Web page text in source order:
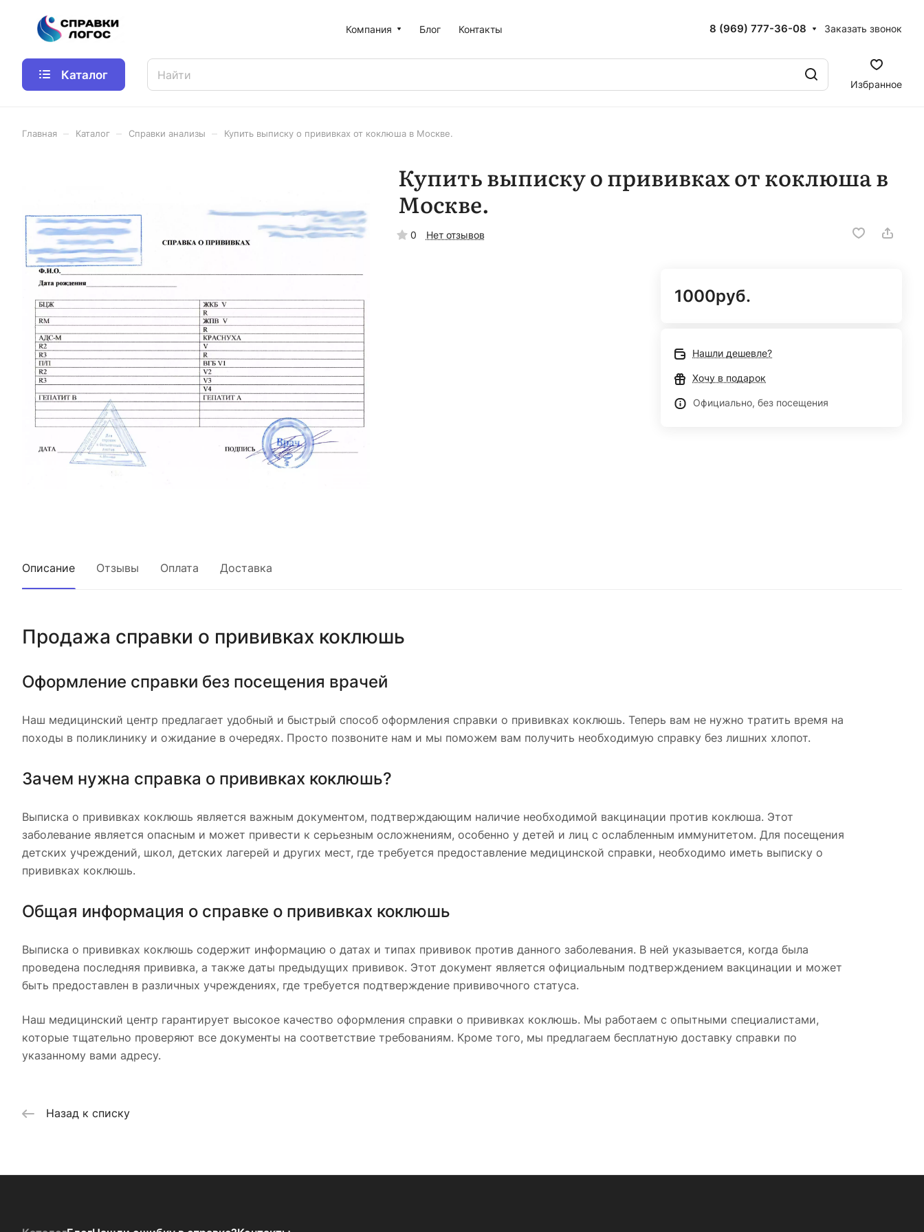
Компания Блог Контакты 8 (969) 777-36-08 Заказать звонок
Каталог
Избранное
Главная Каталог Справки анализы Купить выписку о прививках от коклюша в Москве.
Купить выписку о прививках от коклюша в
Москве.
0 Нет отзывов
1000руб.
Нашли дешевле?
Хочу в подарок
Официально, без посещения
Описание Отзывы Оплата Доставка
Продажа справки о прививках коклюшь
Оформление справки без посещения врачей
Наш медицинский центр предлагает удобный и быстрый способ оформления справки о прививках коклюшь. Теперь вам не нужно тратить время на
походы в поликлинику и ожидание в очередях. Просто позвоните нам и мы поможем вам получить необходимую справку без лишних хлопот.
Зачем нужна справка о прививках коклюшь?
Выписка о прививках коклюшь является важным документом, подтверждающим наличие необходимой вакцинации против коклюша. Этот
заболевание является опасным и может привести к серьезным осложнениям, особенно у детей и лиц с ослабленным иммунитетом. Для посещения
детских учреждений, школ, детских лагерей и других мест, где требуется предоставление медицинской справки, необходимо иметь выписку о
прививках коклюшь.
Общая информация о справке о прививках коклюшь
Выписка о прививках коклюшь содержит информацию о датах и типах прививок против данного заболевания. В ней указывается, когда была
проведена последняя прививка, а также даты предыдущих прививок. Этот документ является официальным подтверждением вакцинации и может
быть предоставлен в различных учреждениях, где требуется подтверждение прививочного статуса.
Наш медицинский центр гарантирует высокое качество оформления справки о прививках коклюшь. Мы работаем с опытными специалистами,
которые тщательно проверяют все документы на соответствие требованиям. Кроме того, мы предлагаем бесплатную доставку справки по
указанному вами адресу.
Назад к списку